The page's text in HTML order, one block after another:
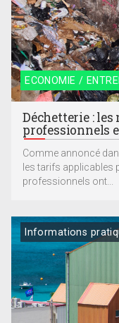
ECONOMIE /
Déchetterie :
professionnels
Comme annoncé
les tarifs applicables
professionnels ont...
Informations